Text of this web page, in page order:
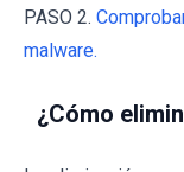
PASO 2.
malware.
¿Cómo